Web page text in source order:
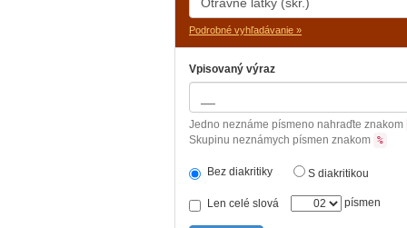
Podrobné vyhľadávanie »
Vpisovaný výraz
Jedno neznáme písmeno nahraďte znakom
Skupinu neznámych písmen znakom %
Bez diakritiky S diakritikou
Len celé slová písmen